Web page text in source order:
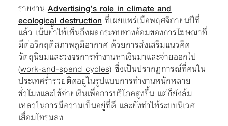
รายงานAdvertising’s role in climate and
ecological destructionที่เผยแพร่เมือพฤศจิกายนปีที่
แล้ว เน้นย้ำให้เห็นถึงผลกระทบทางอ้อมของการโฆษณาที่
มีต่อวิกฤติสภาพภูมิอากาศ ด้วยการส่งเสริมแนวคิด
วัตถุนิยมและวงจรการทำงานหาเงินมาและจ่ายออกไป
(work-and-spend cycles) ซึ่งเป็นปรากฏการณ์ที่คนใน
ประเทศร่ำรวยติดอยู่ในรูปแบบการทำงานหนักหลาย
ชั่วโมงและใช้จ่ายเงินเพื่อการบริโภคสูงขึ้น แต่ก็ยังล้ม
เหลวในการมีความเป็นอยู่ที่ดี และยังทำให้ระบบนิเวศ
เสื่อมโทรมลง